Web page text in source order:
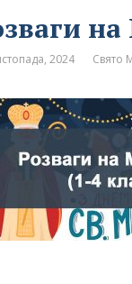
2024 Свято